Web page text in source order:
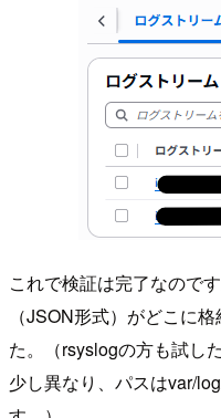
これで検証は完了なので
（JSON形式）がどこに
た。（rsyslogの方も試し
少し異なり、パスはvar/